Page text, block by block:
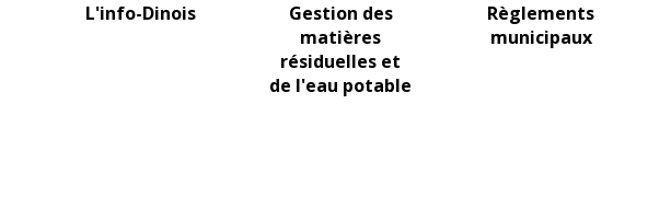
L'info-Dinois
Gestion des
matières
résiduelles et
de l'eau potable
Règlements
municipaux